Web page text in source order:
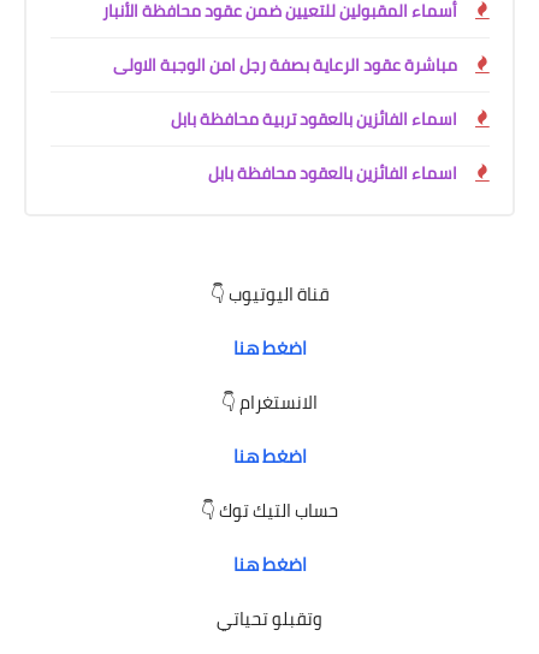
أسماء المقبولين للتعيين ضمن عقود محافظة الأنبار
مباشرة عقود الرعاية بصفة رجل امن الوجبة الاولى
اسماء الفائزين بالعقود تربية محافظة بابل
اسماء الفائزين بالعقود محافظة بابل
قناة اليوتيوب 👇
اضغط هنا
الانستغرام 👇
اضغط هنا
حساب التيك توك 👇
اضغط هنا
وتقبلو تحياتي